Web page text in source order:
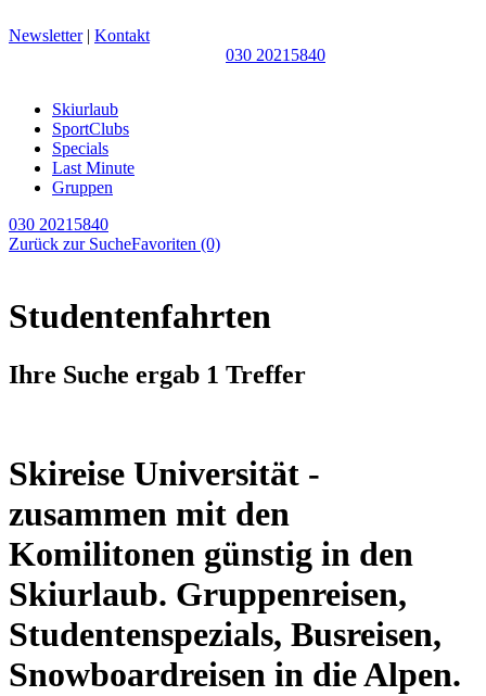
Newsletter| Kontakt
030 20215840
Skiurlaub
SportClubs
Specials
Last Minute
Gruppen
030 20215840
Zurück zur SucheFavoriten (0)
Studentenfahrten
Ihre Suche ergab 1 Treffer
Skireise Universität -
zusammen mit den
Komilitonen günstig in den
Skiurlaub. Gruppenreisen,
Studentenspezials, Busreisen,
Snowboardreisen in die Alpen.